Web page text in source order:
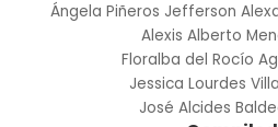
Ángela Piñeros Jefferson
Alexis Alberto
Floralba del Rocío
Jessica Lourdes
José Alcides